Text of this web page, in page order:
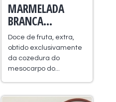
MARMELADA
BRANCA...
Doce de fruta, extra,
obtido exclusivamente
da cozedura do
mesocarpo do...